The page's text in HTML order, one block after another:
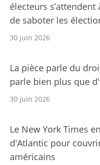
électeurs
de saboter les
30 juin 2026
La pièce parle du
parle bien plus que
30 juin 2026
Le New York Times
d'Atlantic pour
américains